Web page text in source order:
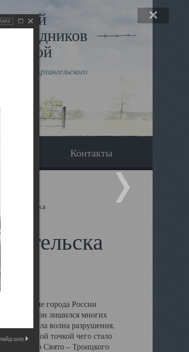
музей
Архангельского
Контакты
города России
которых он лишился многих
ударила волна разрушения,
Отправной точкой чего стало
Свято – Троицкого
шоу: